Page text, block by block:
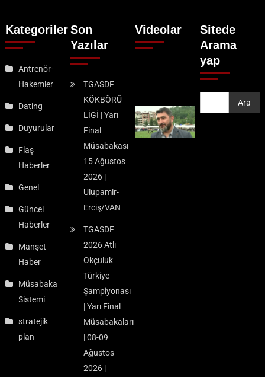
Kategoriler
Antrenör-
Hakemler
Dating
Duyurular
Flaş
Haberler
Genel
Güncel
Haberler
Manşet
Haber
Müsabaka
Sistemi
stratejik
plan
Son
Yazılar
TGASDF
KÖKBÖRÜ
LİGİ | Yarı
Final
Müsabakası
15 Ağustos
2026 |
Ulupamir-
Erciş/VAN
TGASDF
2026 Atlı
Okçuluk
Türkiye
Şampiyonası
| Yarı Final
Müsabakaları
| 08-09
Ağustos
2026 |
Videolar
Sitede
Arama
yap
Ara